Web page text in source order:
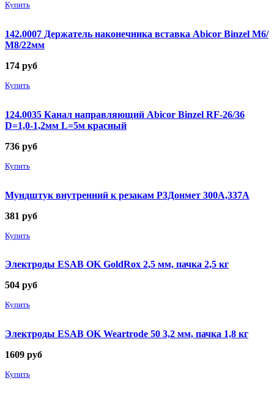
Купить
142.0007 Держатель наконечника вставка Abicor Binzel М6/
М8/22мм
174 руб
Купить
124.0035 Канал направляющий Abicor Binzel RF-26/36
D=1,0-1,2мм L=5м красный
736 руб
Купить
Мундштук внутренний к резакам Р3Донмет 300А,337А
381 руб
Купить
Электроды ESAB OK GoldRox 2,5 мм, пачка 2,5 кг
504 руб
Купить
Электроды ESAB OK Weartrode 50 3,2 мм, пачка 1,8 кг
1609 руб
Купить